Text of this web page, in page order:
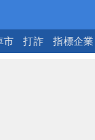
市 打詐 指標企業